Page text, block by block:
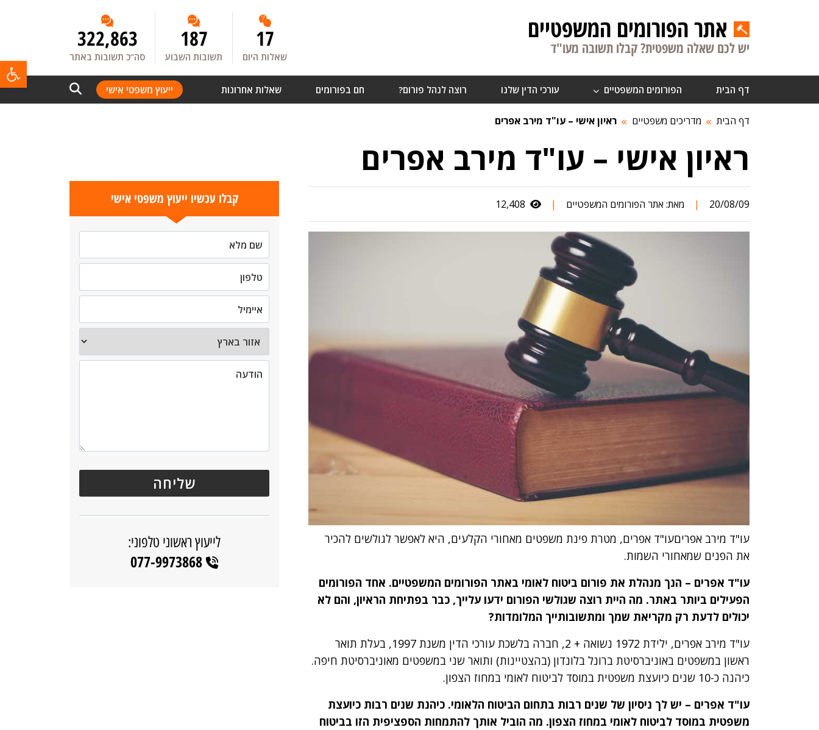
אתר הפורומים המשפטיים
יש לכם שאלה משפטית? קבלו תשובה מעו"ד 17
שאלות היום
187
תשובות השבוע
322,863
סה”כ תשובות באתר
דף הבית הפורומים המשפטיים עורכי הדין שלנו רוצה לנהל פורום? חם בפורומים שאלות אחרונות ייעוץ משפטי אישי
דף הבית מדריכים משפטיים ראיון אישי – עו"ד מירב אפרים
ראיון אישי – עו"ד מירב אפרים
20/08/09
| מאת: אתר הפורומים המשפטיים |
עו"ד מירב אפריםעו"ד אפרים, מטרת פינת משפטים מאחורי הקלעים, היא לאפשר לגולשים להכיר
את הפנים שמאחורי השמות.
עו"ד אפרים – הנך מנהלת את פורום ביטוח לאומי באתר הפורומים המשפטיים. אחד הפורומים
הפעילים ביותר באתר. מה היית רוצה שגולשי הפורום ידעו עלייך, כבר בפתיחת הראיון, והם לא
יכולים לדעת רק מקריאת שמך ומתשובותייך המלומדות?
עו"ד מירב אפרים, ילידת 1972 נשואה + 2, חברה בלשכת עורכי הדין משנת 1997, בעלת תואר
ראשון במשפטים באוניברסיטת ברונל בלונדון (בהצטיינות) ותואר שני במשפטים מאוניברסיטת חיפה.
כיהנה כ-10 שנים כיועצת משפטית במוסד לביטוח לאומי במחוז הצפון.
עו"ד אפרים – יש לך ניסיון של שנים רבות בתחום הביטוח הלאומי. כיהנת שנים רבות כיועצת
משפטית במוסד לביטוח לאומי במחוז הצפון. מה הוביל אותך להתמחות הספציפית הזו בביטוח
קבלו עכשיו ייעוץ משפטי אישי
לייעוץ ראשוני טלפוני:
077-9973868